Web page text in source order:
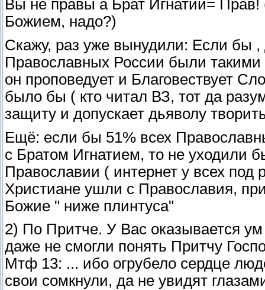
Вы не правы а Брат Игнатий= Прав!
Божием, надо?)
Скажу, раз уже вынудили: Если бы
Православных России были такими
он проповедует и Благовествует
было бы ( кто читал ВЗ, тот да
защиту и допускает дьяволу
Ещё: если бы 51% всех
с Братом Игнатием, то не уходили
Православии ( интернет у всех
Христиане ушли с Православия,
Божие " ниже плинтуса"
2) По Притче. У Вас оказывается
даже не смогли понять Притчу
Мтф 13: ... ибо огрубело сердце
свои сомкнули, да не увидят